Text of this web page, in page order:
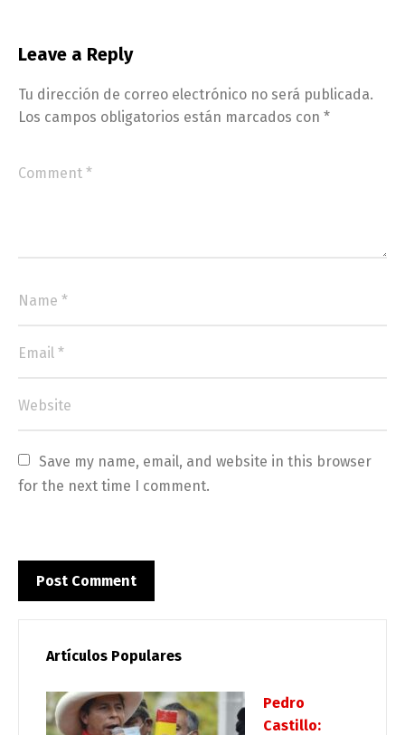
Leave a Reply
Tu dirección de correo electrónico no será publicada.
Los campos obligatorios están marcados con *
Save my name, email, and website in this browser
for the next time I comment.
Artículos Populares
Pedro
Castillo: